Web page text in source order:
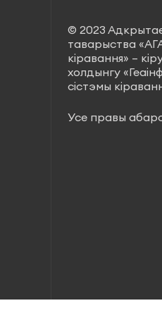
© 2023
таварыства
кіравання» –
холдынгу
сістэмы
Усе правы